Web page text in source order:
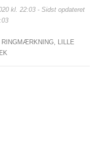
kl. 22:03 - Sidst opdateret
RINGMÆRKNING, LILLE